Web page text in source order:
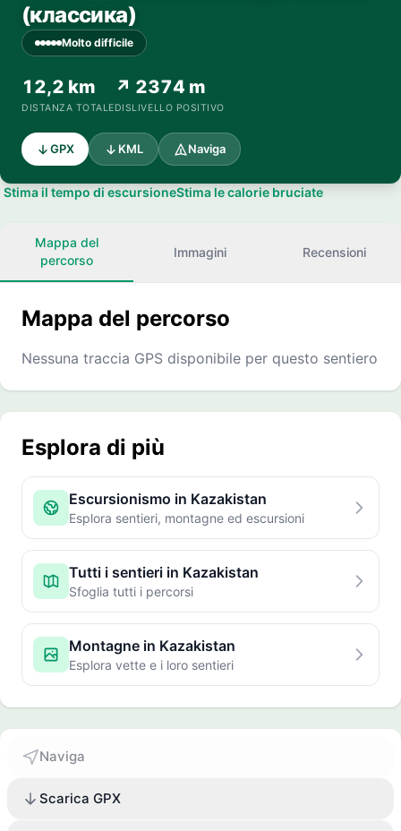
(классика)
Molto difficile
12,2 km
DISTANZA TOTALE
↗ 2374 m
DISLIVELLO POSITIVO
GPX KML Naviga
Stima il tempo di escursioneStima le calorie bruciate
Mappa del
percorso
Immagini Recensioni
Mappa del percorso
Nessuna traccia GPS disponibile per questo sentiero
Esplora di più
Escursionismo in Kazakistan
Esplora sentieri, montagne ed escursioni
Tutti i sentieri in Kazakistan
Sfoglia tutti i percorsi
Montagne in Kazakistan
Esplora vette e i loro sentieri
Naviga
Scarica GPX